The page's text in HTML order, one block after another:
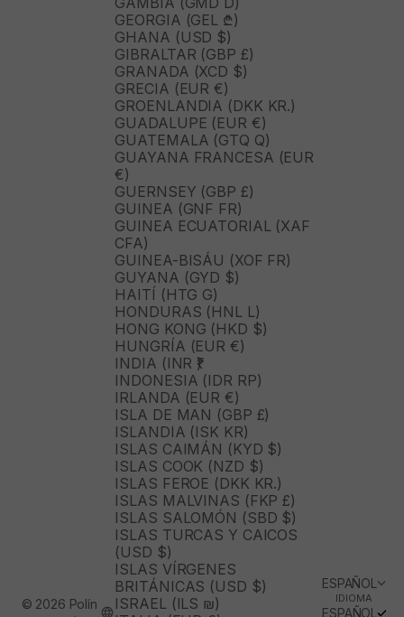
GEORGIA (GEL ₾)
GHANA (USD $)
GIBRALTAR (GBP £)
GRANADA (XCD $)
GRECIA (EUR €)
GROENLANDIA (DKK KR.)
GUADALUPE (EUR €)
GUATEMALA (GTQ Q)
GUAYANA FRANCESA (EUR
€)
GUERNSEY (GBP £)
GUINEA (GNF FR)
GUINEA ECUATORIAL (XAF
CFA)
GUINEA-BISÁU (XOF FR)
GUYANA (GYD $)
HAITÍ (HTG G)
HONDURAS (HNL L)
HONG KONG (HKD $)
HUNGRÍA (EUR €)
INDIA (INR ₹)
INDONESIA (IDR RP)
IRLANDA (EUR €)
ISLA DE MAN (GBP £)
ISLANDIA (ISK KR)
ISLAS CAIMÁN (KYD $)
ISLAS COOK (NZD $)
ISLAS FEROE (DKK KR.)
ISLAS MALVINAS (FKP £)
ISLAS SALOMÓN (SBD $)
ISLAS TURCAS Y CAICOS
(USD $)
ISLAS VÍRGENES
BRITÁNICAS (USD $)
ISRAEL (ILS ₪)
ESPAÑOL
IDIOMA
ESPAÑOL
© 2026 Polín